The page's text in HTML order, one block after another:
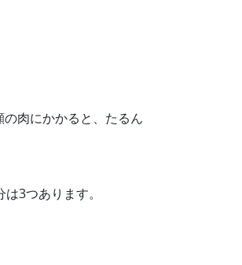
肉にかかると、たるん
3つあります。